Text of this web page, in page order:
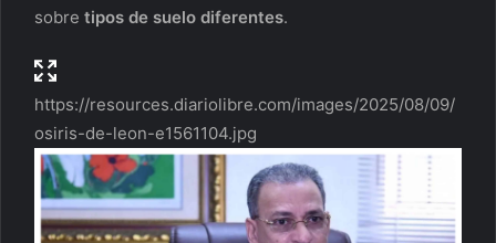
sobre tipos de suelo diferentes.
https://resources.diariolibre.com/images/2025/08/09/
osiris-de-leon-e1561104.jpg